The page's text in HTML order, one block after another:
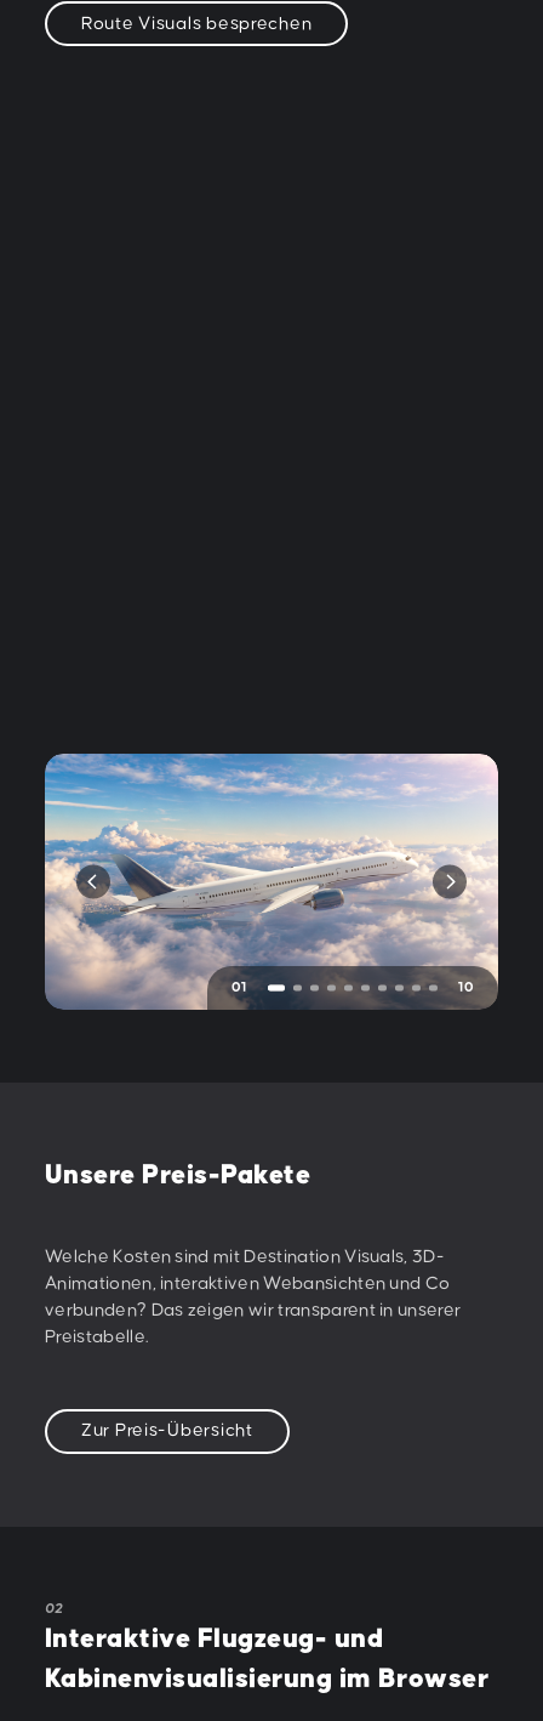
Route Visuals besprechen
01 10
Unsere Preis-Pakete
Welche Kosten sind mit Destination Visuals, 3D-
Animationen, interaktiven Webansichten und Co
verbunden? Das zeigen wir transparent in unserer
Preistabelle.
Zur Preis-Übersicht
02
Interaktive Flugzeug- und
Kabinenvisualisierung im Browser